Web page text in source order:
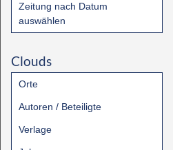
Zeitung nach Datum
auswählen
Clouds
Orte
Autoren / Beteiligte
Verlage